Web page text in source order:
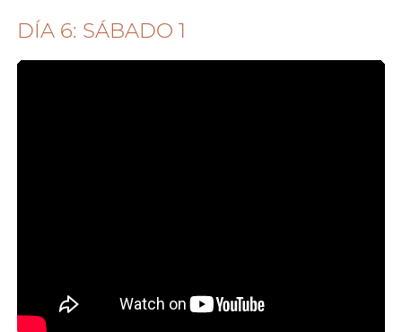
DÍA 6: SÁBADO 1